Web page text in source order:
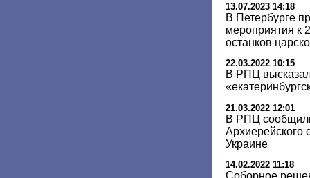
13.07.2023 14:18
В Петербурге
мероприятия к
останков
22.03.2022 10:15
В РПЦ
21.03.2022 12:01
В РПЦ
Архиерейского
Украине
14.02.2022 11:18
Соборное